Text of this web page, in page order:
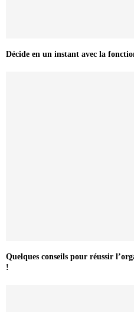
Décide en un instant avec la
Quelques conseils pour réussir
!